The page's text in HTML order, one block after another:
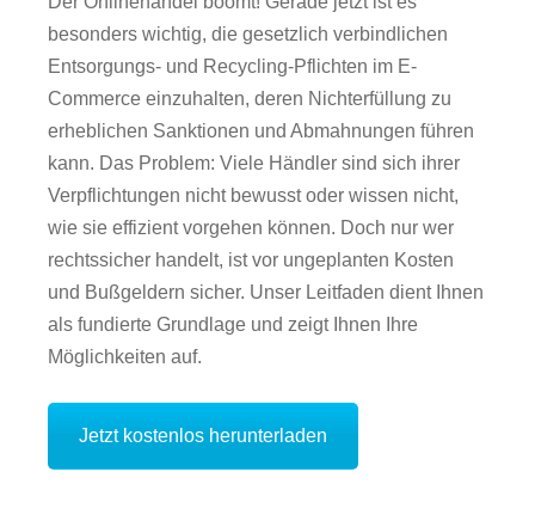
besonders wichtig, die gesetzlich verbindlichen
Entsorgungs- und Recycling-Pflichten im E-
Commerce einzuhalten, deren Nichterfüllung zu
erheblichen Sanktionen und Abmahnungen führen
kann. Das Problem: Viele Händler sind sich ihrer
Verpflichtungen nicht bewusst oder wissen nicht,
wie sie effizient vorgehen können. Doch nur wer
rechtssicher handelt, ist vor ungeplanten Kosten
und Bußgeldern sicher. Unser Leitfaden dient Ihnen
als fundierte Grundlage und zeigt Ihnen Ihre
Möglichkeiten auf.
Jetzt kostenlos herunterladen